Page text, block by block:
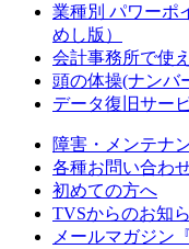
業種別 パワーポ
めし版）
会計事務所で使
頭の体操(ナンバ
データ復旧サー
障害・メンテナ
各種お問い合わ
初めての方へ
TVSからのお知
メールマガジン